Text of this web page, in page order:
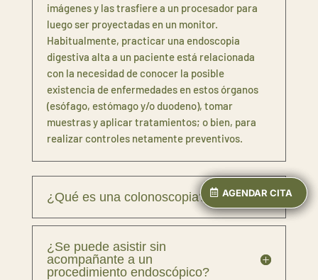
AGENDAR CITA
AGENDAR CITA
AGENDAR CITA
imágenes y las trasfiere a un procesador para
luego ser proyectadas en un monitor.
Habitualmente, practicar una endoscopia
digestiva alta a un paciente está relacionada
con la necesidad de conocer la posible
existencia de enfermedades en estos órganos
(esófago, estómago y/o duodeno), tomar
muestras y aplicar tratamientos; o bien, para
realizar controles netamente preventivos.
¿Qué es una colonoscopia?
¿Se puede asistir sin
acompañante a un
procedimiento endoscópico?